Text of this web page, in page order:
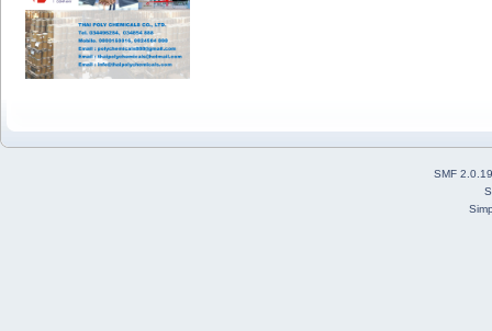
SMF 2.0.19